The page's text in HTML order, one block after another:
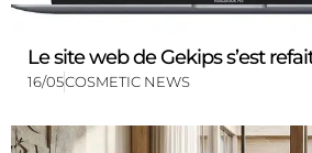
Le site web de Gekips s’est
16/05COSMETIC NEWS